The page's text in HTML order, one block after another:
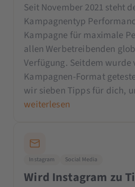
Seit November 2021 steht
Kampagnentyp
Kampagne für maximale
allen Werbetreibenden
Verfügung. Seitdem wurde
Kampagnen-Format
wir sieben Tipps für dich,
weiterlesen
Instagram Social Media
Wird Instagram zu